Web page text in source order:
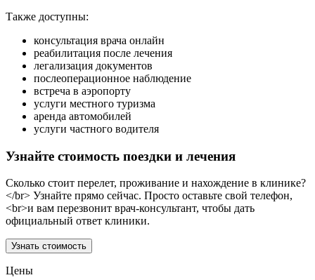
Также доступны:
консультация врача онлайн
реабилитация после лечения
легализация документов
послеоперационное наблюдение
встреча в аэропорту
услуги местного туризма
аренда автомобилей
услуги частного водителя
Узнайте стоимость поездки и лечения
Сколько стоит перелет, проживание и нахождение в клинике?
</br> Узнайте прямо сейчас. Просто оставьте свой телефон,
<br>и вам перезвонит врач-консультант, чтобы дать
официальный ответ клиники.
Узнать стоимость
Цены